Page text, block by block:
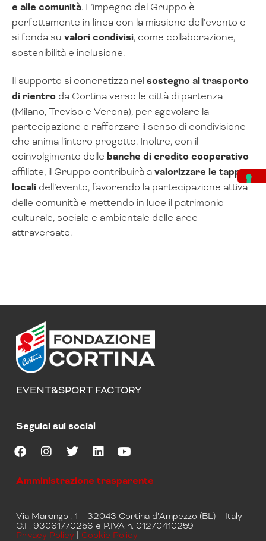
e alle comunità. L’impegno del Gruppo è
perfettamente in linea con la missione dell’evento e
si fonda su valori condivisi, come collaborazione,
sostenibilità e inclusione.
Il supporto si concretizza nelsostegno al trasporto
di rientro da Cortina verso le città di partenza
(Milano, Treviso e Verona), per agevolare la
partecipazione e rafforzare il senso di condivisione
che anima l’intero progetto. Inoltre, con il
coinvolgimento delle banche di credito cooperativo
affiliate, il Gruppo contribuirà avalorizzare le tappe
locali dell’evento, favorendo la partecipazione attiva
delle comunità e mettendo in luce il patrimonio
culturale, sociale e ambientale delle aree
attraversate.
EVENT&SPORT FACTORY
Seguici sui social
F
c
o
o
I
s
g
r
i
e
r
L
n
d
i
u
b
e
Amministrazione trasparente
Via Marangoi, 1 – 32043 Cortina d’Ampezzo (BL) – Italy
C.F. 93061770256 e P.IVA n. 01270410259
Privacy Policy | Cookie Policy